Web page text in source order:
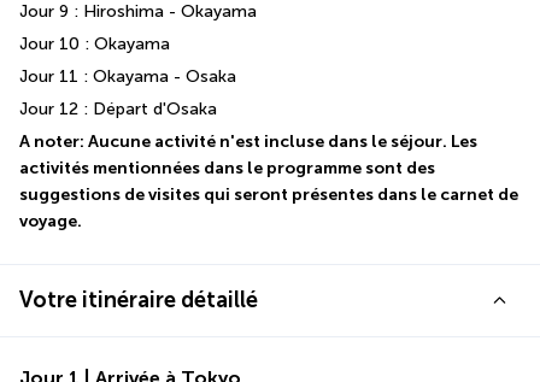
Jour 9 : Hiroshima - Okayama
Jour 10 : Okayama
Jour 11 : Okayama - Osaka
Jour 12 : Départ d'Osaka
A noter: Aucune activité n'est incluse dans le séjour. Les
activités mentionnées dans le programme sont des
suggestions de visites qui seront présentes dans le carnet de
voyage.
Votre itinéraire détaillé